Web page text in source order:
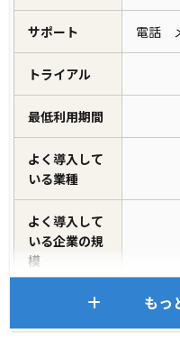
サポート 電話
トライアル
最低利用期間
よく導入して
いる業種
よく導入して
いる企業の規
模
もっ